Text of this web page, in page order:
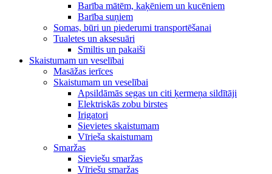
Barība mātēm, kaķēniem un kucēniem
Barība suņiem
Somas, būri un piederumi transportēšanai
Tualetes un aksesuāri
Smiltis un pakaiši
Skaistumam un veselībai
Masāžas ierīces
Skaistumam un veselībai
Apsildāmās segas un citi ķermeņa sildītāji
Elektriskās zobu birstes
Irigatori
Sievietes skaistumam
Vīrieša skaistumam
Smaržas
Sieviešu smaržas
Vīriešu smaržas